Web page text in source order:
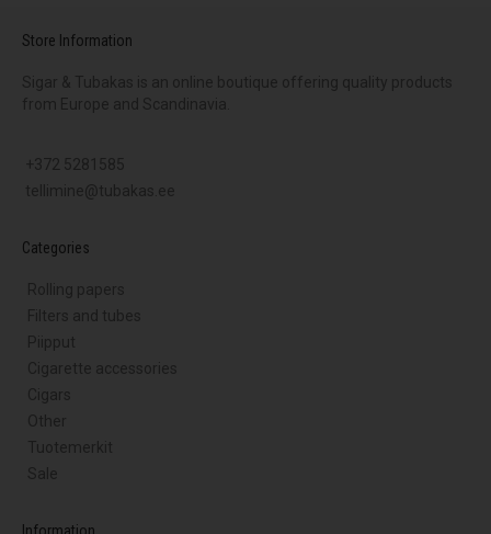
Store Information
Sigar & Tubakas is an online boutique offering quality products
from Europe and Scandinavia.
+372 5281585
tellimine@tubakas.ee
Categories
Rolling papers
Filters and tubes
Piipput
Cigarette accessories
Cigars
Other
Tuotemerkit
Sale